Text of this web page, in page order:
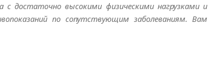
с достаточно высокими физическими нагрузками и
по сопутствующим заболеваниям. Вам